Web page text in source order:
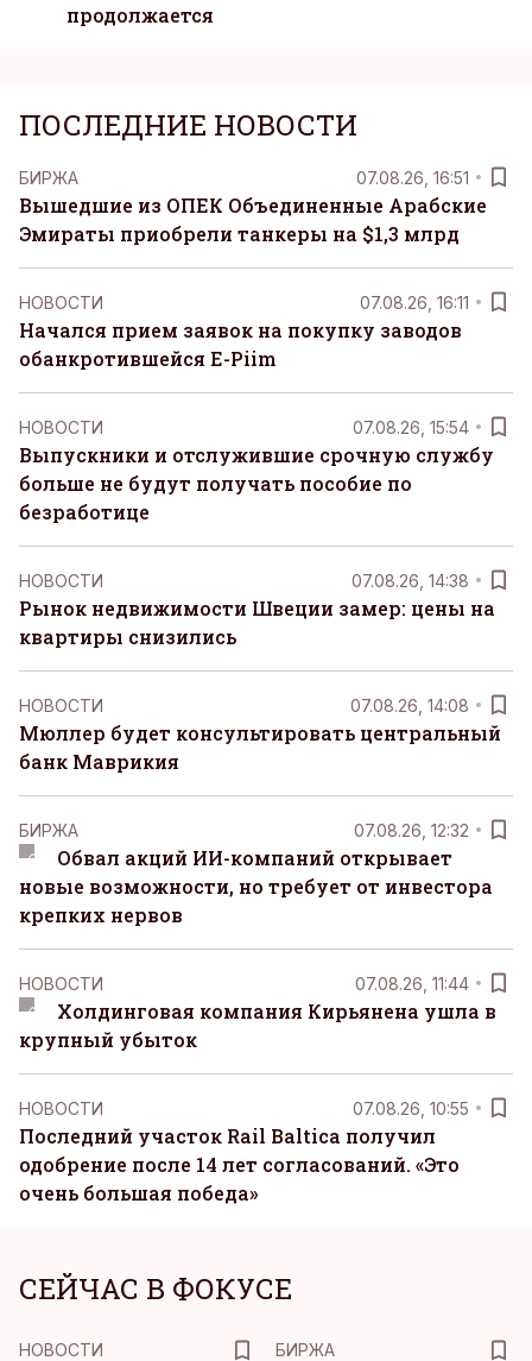
продолжается
ПОСЛЕДНИЕ НОВОСТИ
БИРЖА 07.08.26, 16:51
Вышедшие из ОПЕК Объединенные Арабские
Эмираты приобрели танкеры на $1,3 млрд
НОВОСТИ 07.08.26, 16:11
Начался прием заявок на покупку заводов
обанкротившейся E-Piim
НОВОСТИ 07.08.26, 15:54
Выпускники и отслужившие срочную службу
больше не будут получать пособие по
безработице
НОВОСТИ 07.08.26, 14:38
Рынок недвижимости Швеции замер: цены на
квартиры снизились
НОВОСТИ 07.08.26, 14:08
Мюллер будет консультировать центральный
банк Маврикия
БИРЖА 07.08.26, 12:32
Обвал акций ИИ-компаний открывает
новые возможности, но требует от инвестора
крепких нервов
НОВОСТИ 07.08.26, 11:44
Холдинговая компания Кирьянена ушла в
крупный убыток
НОВОСТИ 07.08.26, 10:55
Последний участок Rail Baltica получил
одобрение после 14 лет согласований. «Это
очень большая победа»
СЕЙЧАС В ФОКУСЕ
НОВОСТИ
БИРЖА